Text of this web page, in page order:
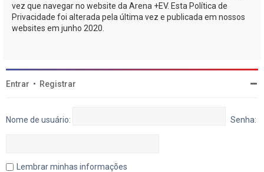
vez que navegar no website da Arena +EV. Esta Política de
Privacidade foi alterada pela última vez e publicada em nossos
websites em junho 2020.
Entrar • Registrar
Nome de usuário: Senha:
Lembrar minhas informações